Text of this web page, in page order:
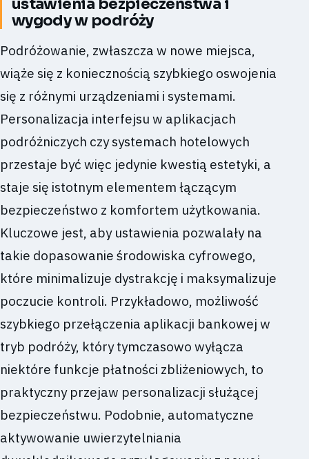
ustawienia bezpieczeństwa i
wygody w podróży
Podróżowanie, zwłaszcza w nowe miejsca,
wiąże się z koniecznością szybkiego oswojenia
się z różnymi urządzeniami i systemami.
Personalizacja interfejsu w aplikacjach
podróżniczych czy systemach hotelowych
przestaje być więc jedynie kwestią estetyki, a
staje się istotnym elementem łączącym
bezpieczeństwo z komfortem użytkowania.
Kluczowe jest, aby ustawienia pozwalały na
takie dopasowanie środowiska cyfrowego,
które minimalizuje dystrakcję i maksymalizuje
poczucie kontroli. Przykładowo, możliwość
szybkiego przełączenia aplikacji bankowej w
tryb podróży, który tymczasowo wyłącza
niektóre funkcje płatności zbliżeniowych, to
praktyczny przejaw personalizacji służącej
bezpieczeństwu. Podobnie, automatyczne
aktywowanie uwierzytelniania